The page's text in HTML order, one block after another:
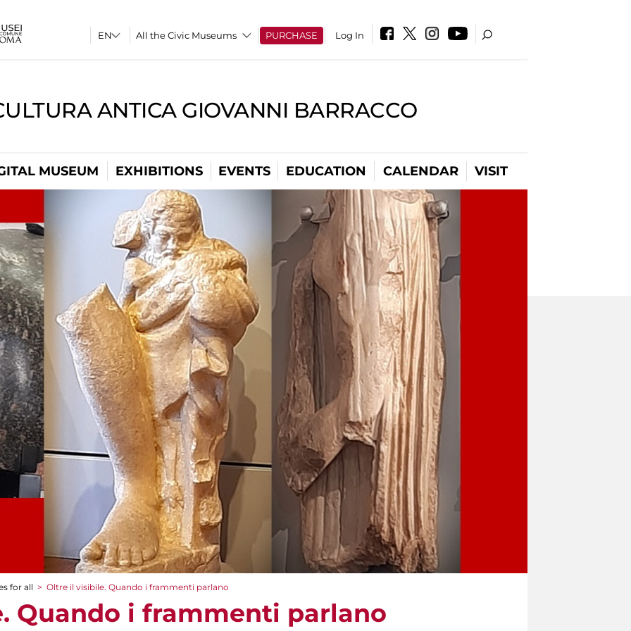
All the Civic Museums PURCHASE Log In
ANTICA GIOVANNI BARRACCO
MUSEUM EXHIBITIONS EVENTS EDUCATION CALENDAR VISIT
for all > Oltre il visibile. Quando i frammenti parlano
Quando i frammenti parlano